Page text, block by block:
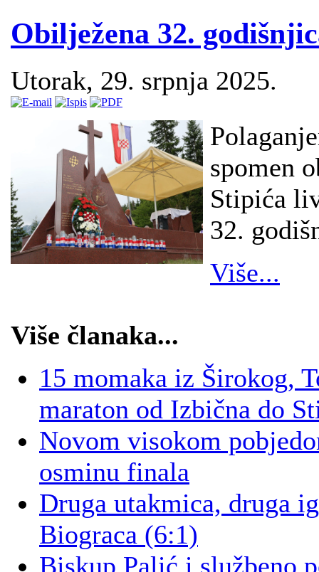
Obilježena 32.
Utorak, 29. srpnja 2025.
spomen
Stipića
32.
Više...
Više članaka...
15 momaka iz Širokog,
maraton od Izbična do
Novom visokom
osminu finala
Druga utakmica, druga
Biograca (6:1)
Biskup Palić i službeno